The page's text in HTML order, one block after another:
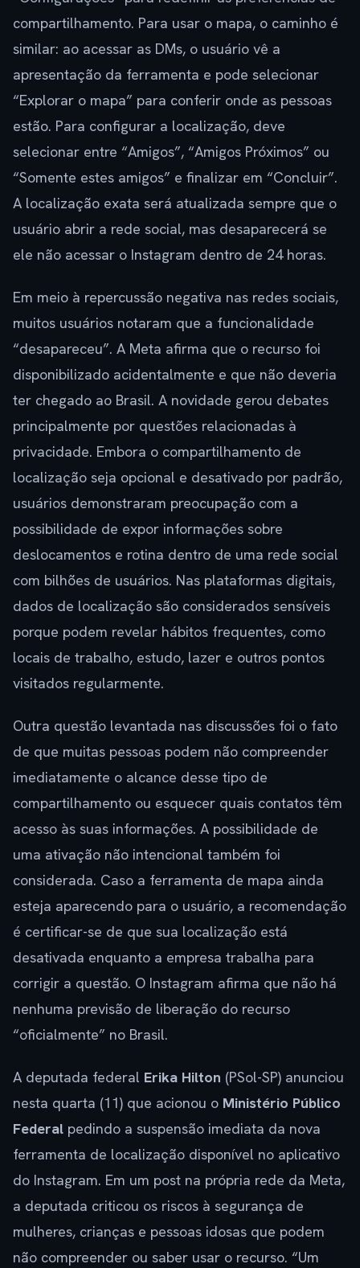
compartilhamento. Para usar o mapa, o caminho é
similar: ao acessar as DMs, o usuário vê a
apresentação da ferramenta e pode selecionar
“Explorar o mapa” para conferir onde as pessoas
estão. Para configurar a localização, deve
selecionar entre “Amigos”, “Amigos Próximos” ou
“Somente estes amigos” e finalizar em “Concluir”.
A localização exata será atualizada sempre que o
usuário abrir a rede social, mas desaparecerá se
ele não acessar o Instagram dentro de 24 horas.
Em meio à repercussão negativa nas redes sociais,
muitos usuários notaram que a funcionalidade
“desapareceu”. A Meta afirma que o recurso foi
disponibilizado acidentalmente e que não deveria
ter chegado ao Brasil. A novidade gerou debates
principalmente por questões relacionadas à
privacidade. Embora o compartilhamento de
localização seja opcional e desativado por padrão,
usuários demonstraram preocupação com a
possibilidade de expor informações sobre
deslocamentos e rotina dentro de uma rede social
com bilhões de usuários. Nas plataformas digitais,
dados de localização são considerados sensíveis
porque podem revelar hábitos frequentes, como
locais de trabalho, estudo, lazer e outros pontos
visitados regularmente.
Outra questão levantada nas discussões foi o fato
de que muitas pessoas podem não compreender
imediatamente o alcance desse tipo de
compartilhamento ou esquecer quais contatos têm
acesso às suas informações. A possibilidade de
uma ativação não intencional também foi
considerada. Caso a ferramenta de mapa ainda
esteja aparecendo para o usuário, a recomendação
é certificar-se de que sua localização está
desativada enquanto a empresa trabalha para
corrigir a questão. O Instagram afirma que não há
nenhuma previsão de liberação do recurso
“oficialmente” no Brasil.
A deputada federal Erika Hilton (PSol-SP) anunciou
nesta quarta (11) que acionou o Ministério Público
Federal pedindo a suspensão imediata da nova
ferramenta de localização disponível no aplicativo
do Instagram. Em um post na própria rede da Meta,
a deputada criticou os riscos à segurança de
mulheres, crianças e pessoas idosas que podem
não compreender ou saber usar o recurso. “Um